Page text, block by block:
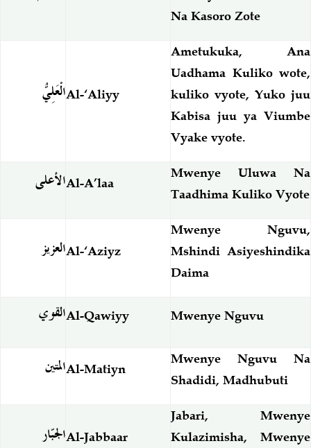
Na Kasoro Zote
الْعَلِيُّAl-‘Aliyy
Ametukuka, Ana
Uadhama Kuliko wote,
kuliko vyote, Yuko juu
Kabisa juu ya Viumbe
Vyake vyote.
الأعلىAl-A’laa
Mwenye Uluwa Na
Taadhima Kuliko Vyote
العزيزAl-‘Aziyz
Mwenye Nguvu,
Mshindi Asiyeshindika
Daima
القويAl-Qawiyy Mwenye Nguvu
المتينAl-Matiyn
Mwenye Nguvu Na
Shadidi, Madhubuti
الجبّارAl-Jabbaar
Jabari, Mwenye
Kulazimisha, Mwenye